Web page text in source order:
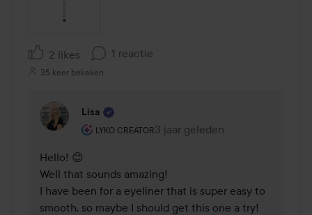
2 likes 1 reactie
35 keer bekeken
Lisa
LYKO CREATOR
De rol van de gebruiker: Lyko Creator.
3 jaar geleden
Reactie geladen 3 jaar geleden
Hello! 😊
Well that sounds amazing!
I have been for a eyeliner that is super easy to
smooth, so maybe I should get this one a try!